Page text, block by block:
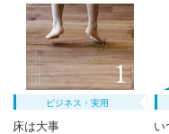
ビジネス・実用
床は大事
い